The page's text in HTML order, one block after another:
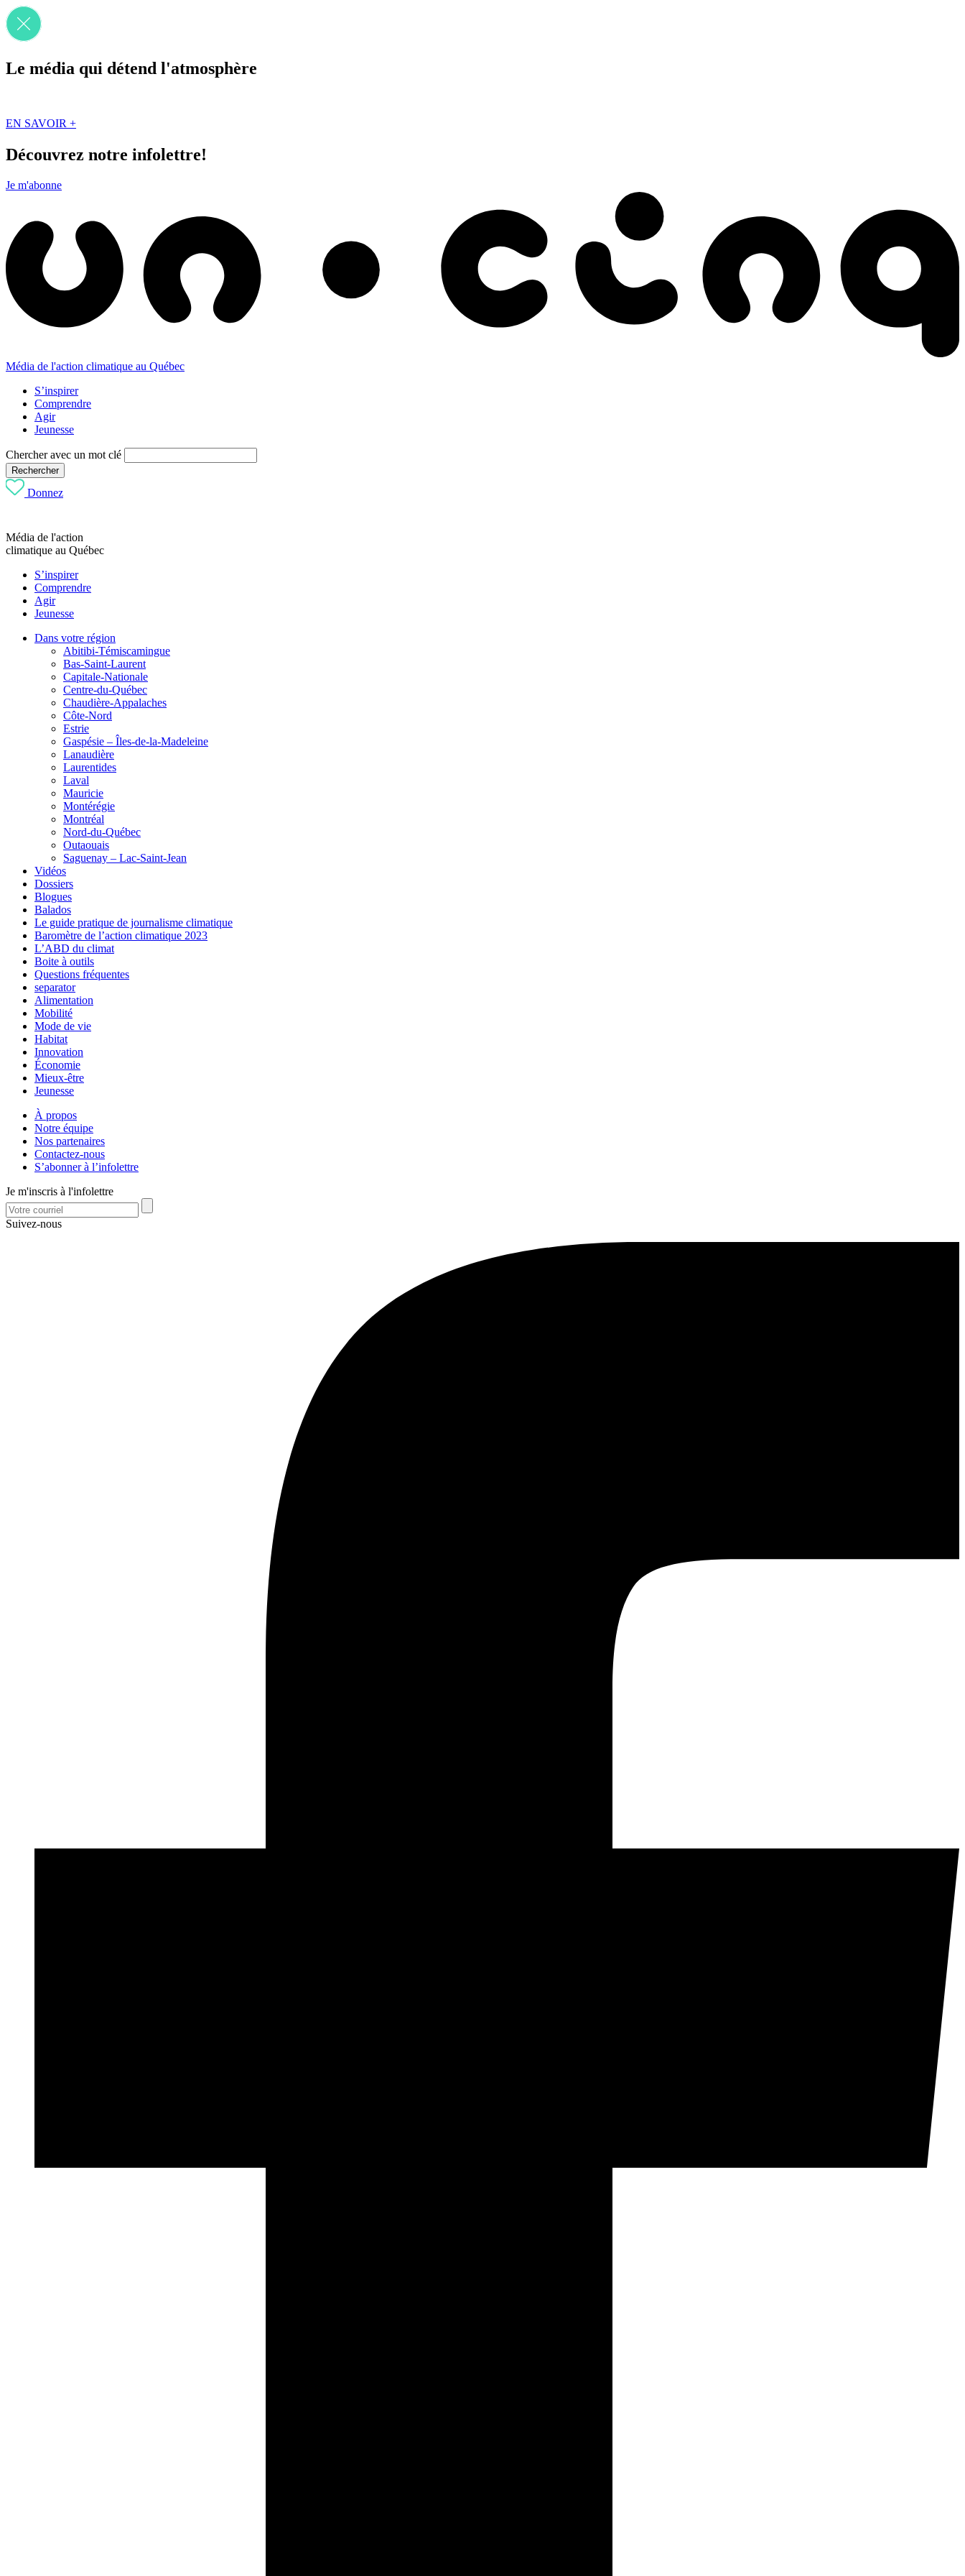
Le média qui détend l'atmosphère
EN SAVOIR +
Découvrez notre infolettre!
Je m'abonne
Média de l'action climatique au Québec
S’inspirer
Comprendre
Agir
Jeunesse
Chercher avec un mot clé
Rechercher
Donnez
Média de l'action
climatique au Québec
S’inspirer
Comprendre
Agir
Jeunesse
Dans votre région
Abitibi-Témiscamingue
Bas-Saint-Laurent
Capitale-Nationale
Centre-du-Québec
Chaudière-Appalaches
Côte-Nord
Estrie
Gaspésie – Îles-de-la-Madeleine
Lanaudière
Laurentides
Laval
Mauricie
Montérégie
Montréal
Nord-du-Québec
Outaouais
Saguenay – Lac-Saint-Jean
Vidéos
Dossiers
Blogues
Balados
Le guide pratique de journalisme climatique
Baromètre de l’action climatique 2023
L’ABD du climat
Boite à outils
Questions fréquentes
separator
Alimentation
Mobilité
Mode de vie
Habitat
Innovation
Économie
Mieux-être
Jeunesse
À propos
Notre équipe
Nos partenaires
Contactez-nous
S’abonner à l’infolettre
Je m'inscris à l'infolettre
Suivez-nous